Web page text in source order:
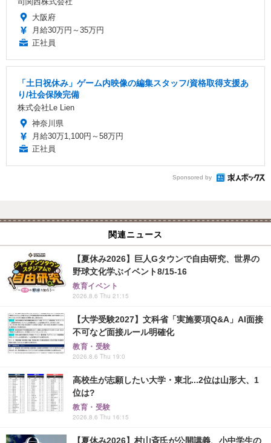
大阪府
月給30万円～35万円
正社員
「土日祝休み」ゲーム内映像の編集スタッフ/資格取得支援あ
り/社会保険完備
株式会社Le Lien
神奈川県
月給30万1,100円～58万円
正社員
Sponsored by
関連ニュース
【夏休み2026】巨人Gタウンで自由研究、世界の
野球文化学ぶイベント8/15-16
教育イベント
2026.8.6 Thu 21:15
【大学受験2027】文科省「実施要項Q&A」AI面接
不可など面接ルール明確化
教育・受験
2026.8.6 Thu 19:0
高校生が志願したい大学・東北...2位は山形大、1
位は?
教育・受験
2026.8.6 Thu 16:15
【夏休み2026】村山斉氏が公開講義、小中学生の